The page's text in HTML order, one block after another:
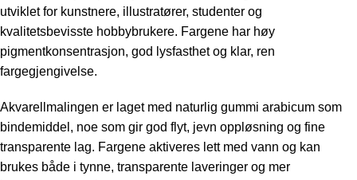
utviklet for kunstnere, illustratører, studenter og
kvalitetsbevisste hobbybrukere. Fargene har høy
pigmentkonsentrasjon, god lysfasthet og klar, ren
fargegjengivelse.
Akvarellmalingen er laget med naturlig gummi arabicum som
bindemiddel, noe som gir god flyt, jevn oppløsning og fine
transparente lag. Fargene aktiveres lett med vann og kan
brukes både i tynne, transparente laveringer og mer